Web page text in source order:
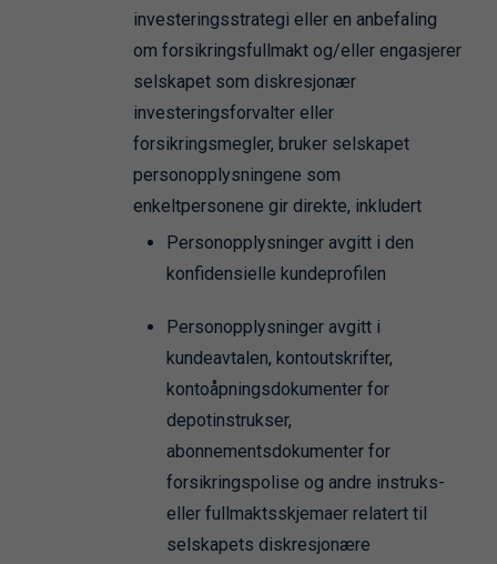
investeringsstrategi eller en anbefaling
om forsikringsfullmakt og/eller engasjerer
selskapet som diskresjonær
investeringsforvalter eller
forsikringsmegler, bruker selskapet
personopplysningene som
enkeltpersonene gir direkte, inkludert
Personopplysninger avgitt i den
konfidensielle kundeprofilen
Personopplysninger avgitt i
kundeavtalen, kontoutskrifter,
kontoåpningsdokumenter for
depotinstrukser,
abonnementsdokumenter for
forsikringspolise og andre instruks-
eller fullmaktsskjemaer relatert til
selskapets diskresjonære